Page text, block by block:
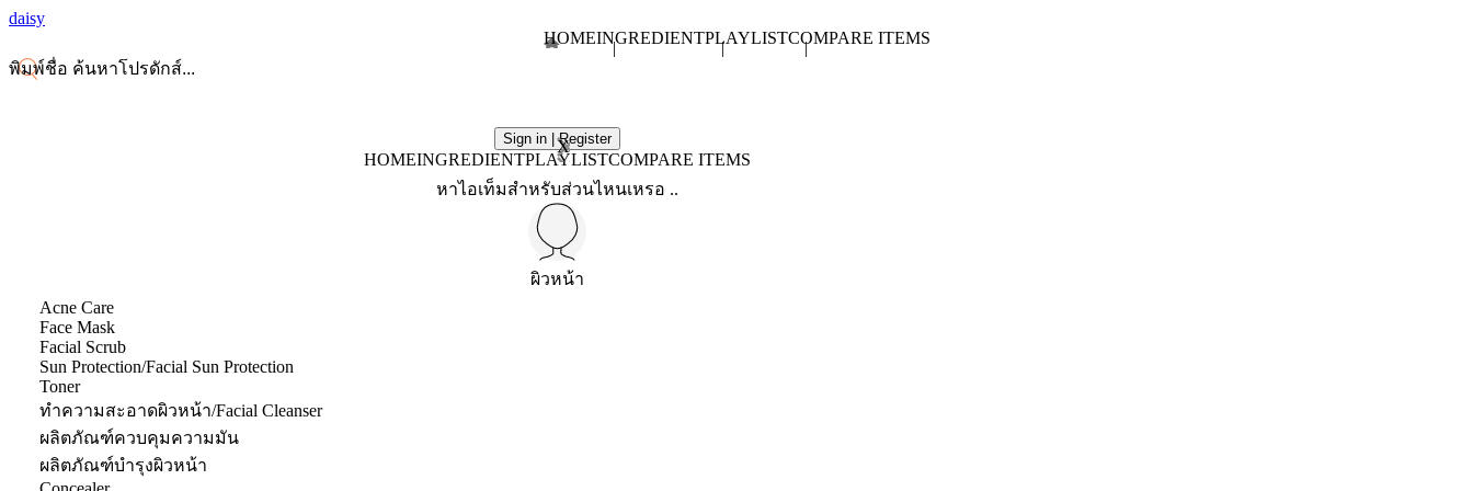
daisy
HOMEINGREDIENTPLAYLISTCOMPARE ITEMS
Sign in | Register
X
HOMEINGREDIENTPLAYLISTCOMPARE ITEMS
หาไอเท็มสำหรับส่วนไหนเหรอ ..
ผิวหน้า
Acne Care
Face Mask
Facial Scrub
Sun Protection/Facial Sun Protection
Toner
ทำความสะอาดผิวหน้า/Facial Cleanser
ผลิตภัณฑ์ควบคุมความมัน
ผลิตภัณฑ์บำรุงผิวหน้า